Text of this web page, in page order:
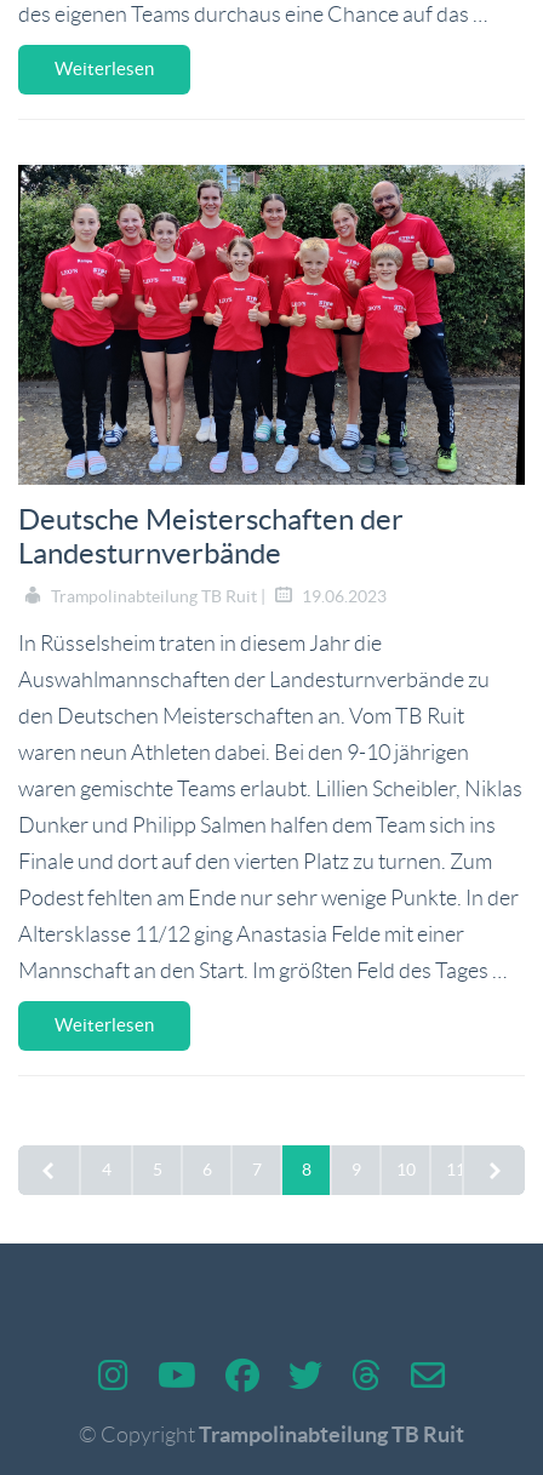
des eigenen Teams durchaus eine Chance auf das …
Weiterlesen
Deutsche Meisterschaften der
Landesturnverbände
Trampolinabteilung TB Ruit | 19.06.2023
In Rüsselsheim traten in diesem Jahr die
Auswahlmannschaften der Landesturnverbände zu
den Deutschen Meisterschaften an. Vom TB Ruit
waren neun Athleten dabei. Bei den 9-10 jährigen
waren gemischte Teams erlaubt. Lillien Scheibler, Niklas
Dunker und Philipp Salmen halfen dem Team sich ins
Finale und dort auf den vierten Platz zu turnen. Zum
Podest fehlten am Ende nur sehr wenige Punkte. In der
Altersklasse 11/12 ging Anastasia Felde mit einer
Mannschaft an den Start. Im größten Feld des Tages …
Weiterlesen
4 5 6 7 8 9 10 11 12
© CopyrightTrampolinabteilung TB Ruit